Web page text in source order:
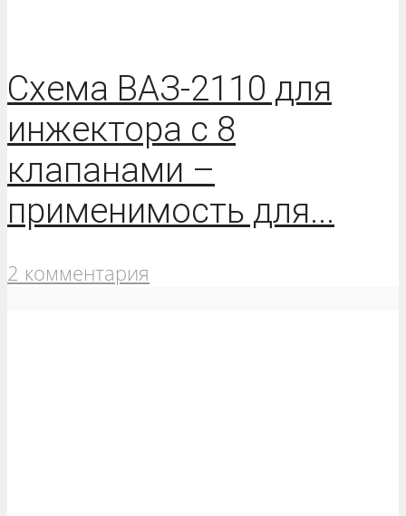
Схема ВАЗ-2110 для
инжектора с 8
клапанами –
применимость для...
2 комментария